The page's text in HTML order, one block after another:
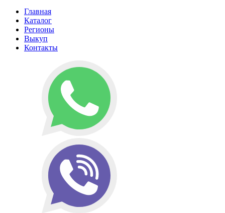
Главная
Каталог
Регионы
Выкуп
Контакты